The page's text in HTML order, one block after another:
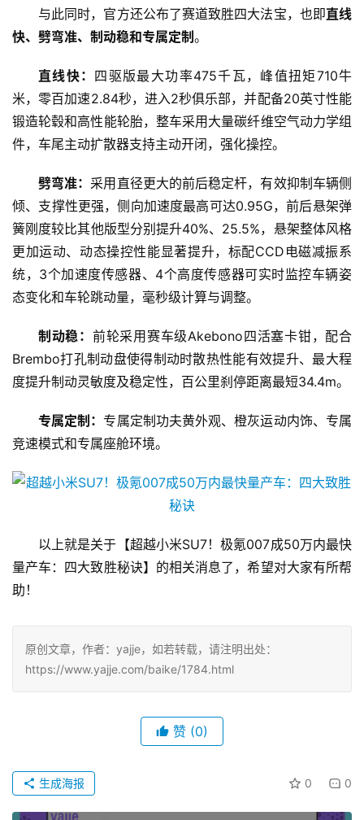
与此同时，官方还公布了赛道致胜四大法宝，也即直线
快、劈弯准、制动稳和专属定制 。
直线快： 四驱版最大功率475千瓦，峰值扭矩710牛
米，零百加速2.84秒，进入2秒俱乐部，并配备20英寸性能
锻造轮毂和高性能轮胎，整车采用大量碳纤维空气动力学组
件，车尾主动扩散器支持主动开闭，强化操控。
劈弯准： 采用直径更大的前后稳定杆，有效抑制车辆侧
倾、支撑性更强，侧向加速度最高可达0.95G，前后悬架弹
簧刚度较比其他版型分别提升40%、25.5%，悬架整体风格
更加运动、动态操控性能显著提升，标配CCD电磁减振系
统，3个加速度传感器、4个高度传感器可实时监控车辆姿
态变化和车轮跳动量，毫秒级计算与调整。
制动稳： 前轮采用赛车级Akebono四活塞卡钳，配合
Brembo打孔制动盘使得制动时散热性能有效提升、最大程
度提升制动灵敏度及稳定性，百公里刹停距离最短34.4m。
专属定制：专属定制功夫黄外观、橙灰运动内饰、专属
竞速模式和专属座舱环境。
以上就是关于【超越小米SU7！极氪007成50万内最快
量产车：四大致胜秘诀】的相关消息了，希望对大家有所帮
助！
原创文章，作者：yajje，如若转载，请注明出处：
https://www.yajje.com/baike/1784.html
赞 (0)
0 0
生成海报